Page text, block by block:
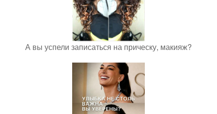
А вы успели записаться на прическу, макияж?